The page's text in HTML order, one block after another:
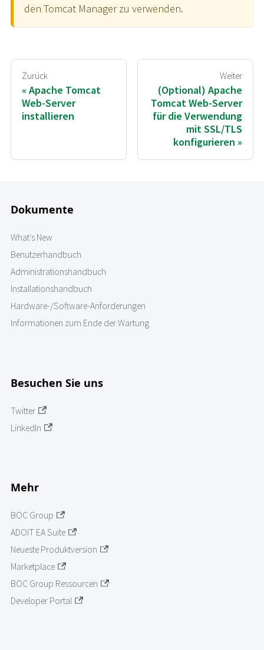
den Tomcat Manager zu verwenden.
Zurück
Apache Tomcat
Web-Server
installieren
Weiter
(Optional) Apache
Tomcat Web-Server
für die Verwendung
mit SSL/TLS
konfigurieren
Dokumente
What's New
Benutzerhandbuch
Administrationshandbuch
Installationshandbuch
Hardware-/Software-Anforderungen
Informationen zum Ende der Wartung
Besuchen Sie uns
Twitter
LinkedIn
Mehr
BOC Group
ADOIT EA Suite
Neueste Produktversion
Marketplace
BOC Group Ressourcen
Developer Portal